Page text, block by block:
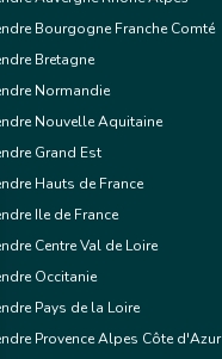
Voir le bien
Philbert-de-Grand-Lieu
mois cc commercial
Bourgogne Franche Comté
Bretagne
Normandie
Nouvelle Aquitaine
Grand Est
Hauts de France
Ile de France
Centre Val de Loire
Occitanie
Pays de la Loire
Provence Alpes Côte d'Azur